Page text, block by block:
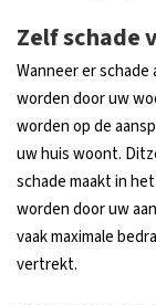
Zelf schade
Wanneer er
worden door uw
worden op de
uw huis woont.
schade maakt in
worden door uw
vaak maximale
vertrekt.